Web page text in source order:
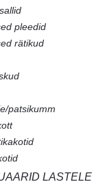
pleedid
rätikud
patsikumm
LASTELE